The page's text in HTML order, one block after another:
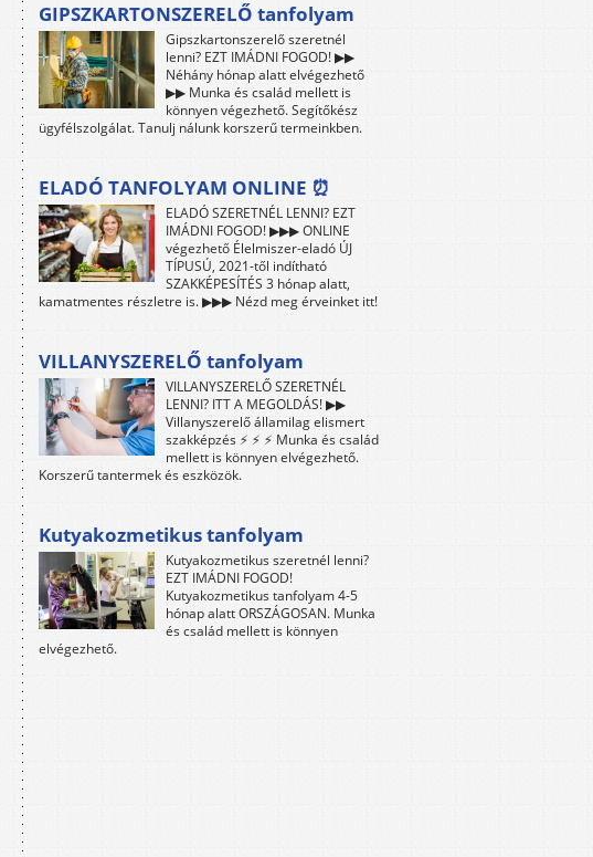
GIPSZKARTONSZERELŐ tanfolyam
Gipszkartonszerelő szeretnél
lenni? EZT IMÁDNI FOGOD! ▶▶
Néhány hónap alatt elvégezhető
▶▶ Munka és család mellett is
könnyen végezhető. Segítőkész
ügyfélszolgálat. Tanulj nálunk korszerű termeinkben.
ELADÓ TANFOLYAM ONLINE ⏰
ELADÓ SZERETNÉL LENNI? EZT
IMÁDNI FOGOD! ▶▶▶ ONLINE
végezhető Élelmiszer-eladó ÚJ
TÍPUSÚ, 2021-től indítható
SZAKKÉPESÍTÉS 3 hónap alatt,
kamatmentes részletre is. ▶▶▶ Nézd meg érveinket itt!
VILLANYSZERELŐ tanfolyam
VILLANYSZERELŐ SZERETNÉL
LENNI? ITT A MEGOLDÁS! ▶▶
Villanyszerelő államilag elismert
szakképzés ⚡ ⚡ ⚡ Munka és család
mellett is könnyen elvégezhető.
Korszerű tantermek és eszközök.
Kutyakozmetikus tanfolyam
Kutyakozmetikus szeretnél lenni?
EZT IMÁDNI FOGOD!
Kutyakozmetikus tanfolyam 4-5
hónap alatt ORSZÁGOSAN. Munka
és család mellett is könnyen
elvégezhető.